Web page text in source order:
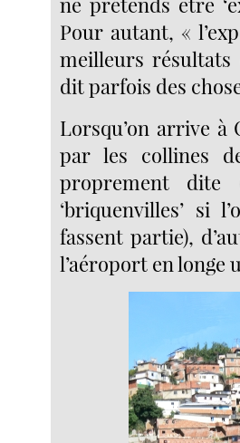
Pour autant, «
meilleurs
dit parfois des
Lorsqu’on arrive à
par les collines
proprement dite
‘briquenvilles’ si
fassent partie),
l’aéroport en longe